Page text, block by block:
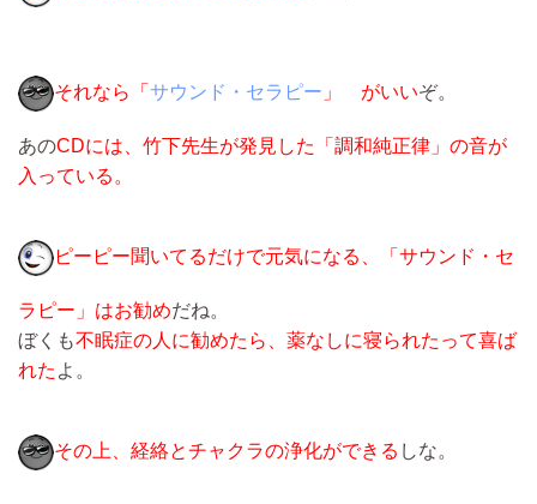
それなら「 サウンド・セラピー 」 がいいぞ。
あのCDには、竹下先生が発見した「調和純正律」の音が
入っている。
ピーピー聞いてるだけで元気になる、「サウンド・セ
ラピー」はお勧めだね。
ぼくも不眠症の人に勧めたら、薬なしに寝られたって喜ば
れた よ。
その上、経絡とチャクラの浄化ができる しな。